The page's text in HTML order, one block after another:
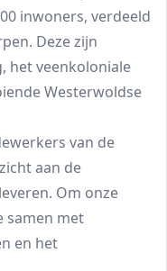
inwoners, verdeeld
Deze zijn
het veenkoloniale
Westerwoldse
van de
aan de
Om onze
samen met
en het